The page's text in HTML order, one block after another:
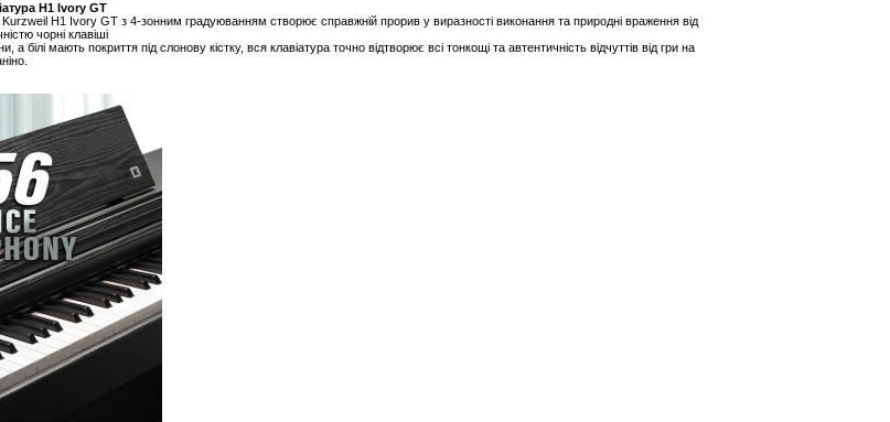
H1 Ivory GT
H1 Ivory GT з 4-зонним градуюванням створює справжній прорив у виразності виконання та природні враження від
чорні клавіші
а білі мають покриття під слонову кістку, вся клавіатура точно відтворює всі тонкощі та автентичність відчуттів від гри на